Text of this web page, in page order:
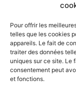
Pour offrir les
telles que les cookies
appareils. Le fait de
traiter des données
uniques sur ce site. Le
consentement peut
et fonctions.
spectacles
Tadaaam !!!
Glamour
Blog